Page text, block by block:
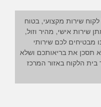
שירות מקצועי, בטוח
שירות אישי, מהיר וזול,
מבטיחים לכם שירותי
תסכן את בריאותכם ושלא
הלקוח באזור המרכז